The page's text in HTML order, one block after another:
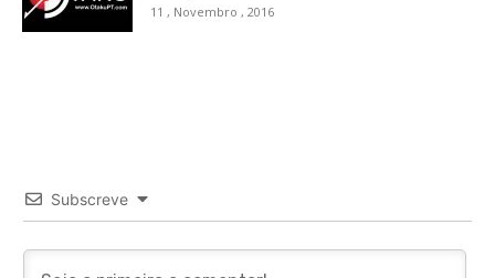
11 , Novembro , 2016
Subscreve